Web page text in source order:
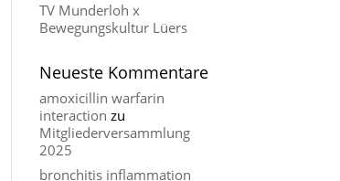
TV Munderloh x
Bewegungskultur Lüers
Neueste Kommentare
amoxicillin warfarin
interaction zu
Mitgliederversammlung
2025
bronchitis inflammation